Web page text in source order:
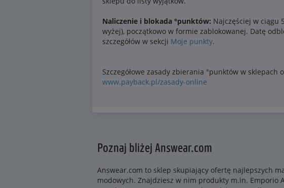
Poznaj bliżej Answear.com
Answear.com to sklep skupiający ofertę najlepszych
modowych. Znajdziesz w nim produkty m.in. Emporio